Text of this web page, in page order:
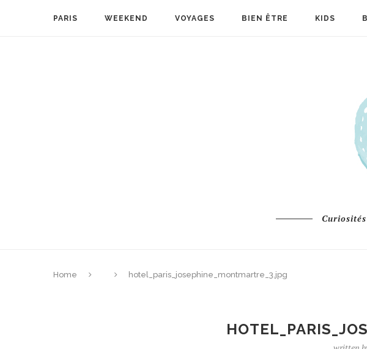
PARIS WEEKEND VOYAGES BIEN ÊTRE KIDS
Home hotel_paris_josephine_montmartre_3.jpg